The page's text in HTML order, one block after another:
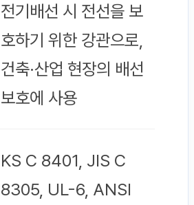
전기배선 시 전선을 보
호하기 위한 강관으로,
건축·산업 현장의 배선
보호에 사용
KS C 8401, JIS C
8305, UL-6, ANSI